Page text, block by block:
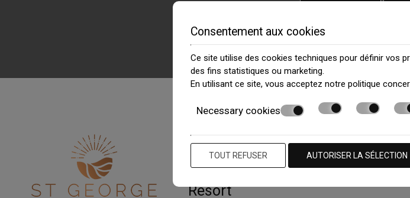
» Wedding Services » Forfaits et
Contactez nous
St. George Beach Hotel & Spa
Resort
Consentement aux cookies
Ce site utilise des cookies techniques pour définir vos
des fins statistiques ou marketing.
En utilisant ce site, vous acceptez notre politique
Necessary cookies
TOUT REFUSER AUTORISER LA SÉLECTION